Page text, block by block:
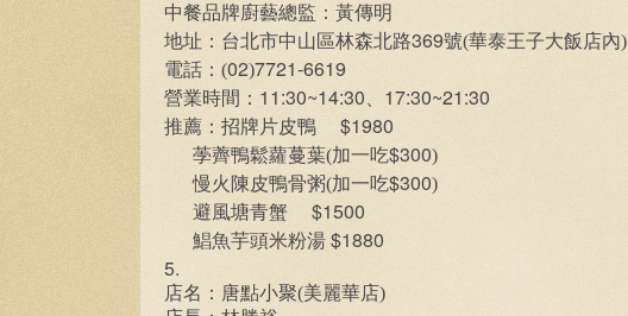
中餐品牌廚藝總監：黃傳明
地址：台北市中山區林森北路369號(華泰王子大飯店內)
電話：(02)7721-6619
營業時間： 11:30~14:30 17:30~21:30
推薦：招牌片皮鴨 $1980
荸薺鴨鬆蘿蔓葉(加一吃$300)
慢火陳皮鴨骨粥(加一吃$300)
避風塘青蟹
$1500
鯧魚芋頭米粉湯 $1880
5.
店名：唐點小聚(美麗華店)